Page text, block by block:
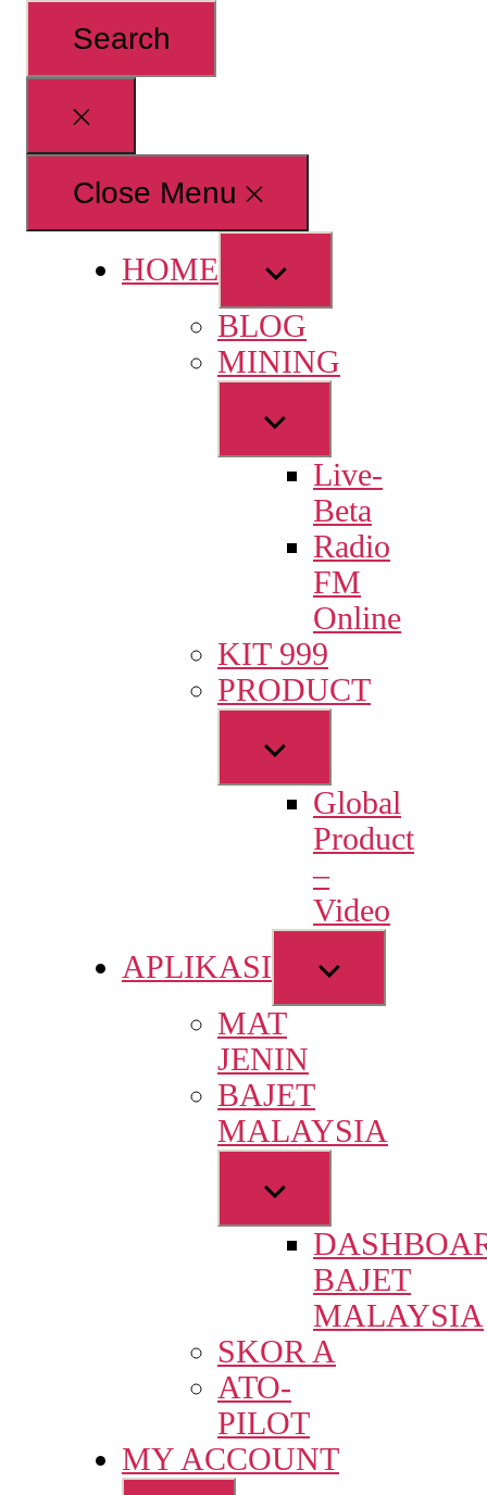
Close
search
Close Menu
HOME
Show
sub
menu
BLOG
MINING
Show
sub
menuLive-
Beta
Radio
FM
Online
KIT 999
PRODUCT
Show
sub
menuGlobal
Product
–
Video
APLIKASI
Show
sub
MAT
JENIN
BAJET
MALAYSIA
Show
sub
menu
BAJET
MALAYSIA
SKOR A
ATO-
PILOT
MY ACCOUNT